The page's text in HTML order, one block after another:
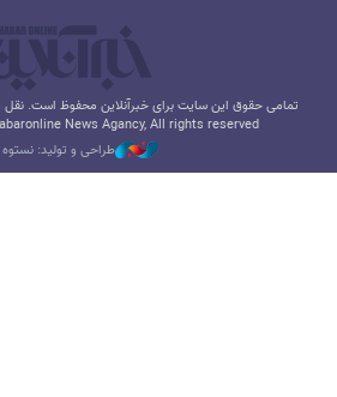
تمامی حقوق این سایت برای خبرآنلاین محفوظ است. نقل
News Agancy, All rights reserved
طراحی و تولید: نستوه